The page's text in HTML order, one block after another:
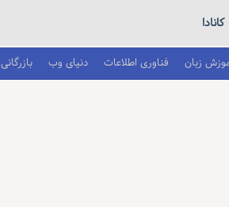
کانادا
زبان فناوری اطلاعات دنیای وب بازرگانی